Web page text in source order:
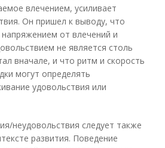
влечением, усиливает
Он пришел к выводу, что
от влечений и
не является столь
вначале, и что ритм и скорость
могут определять
удовольствия или
неудовольствия следует также
развития. Поведение